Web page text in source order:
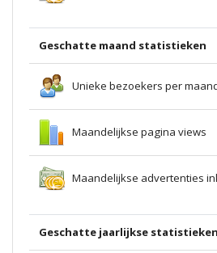
Geschatte maand statistieken
Unieke bezoekers per
Maandelijkse pagina views
Maandelijkse advertenties
Geschatte jaarlijkse statistieken